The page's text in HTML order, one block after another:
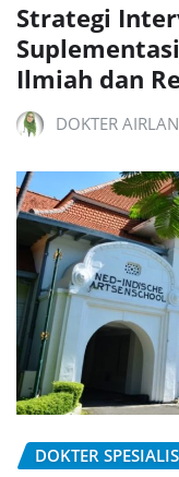
Strategi
Ilmiah dan
DOKTER
DOKTER